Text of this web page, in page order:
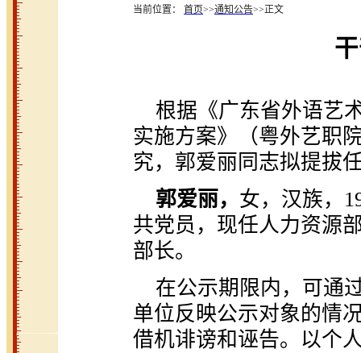
当前位置： 首页>>通知公告>>正文
根据《广东省外语艺
实施方案》（粤外艺职
究，郭爱丽同志拟提拔
郭爱丽， 女，汉族，
共党员，现任人力资源
部长。
在公示期限内，可通
单位反映公示对象的情
借机诽谤和诬告。以个